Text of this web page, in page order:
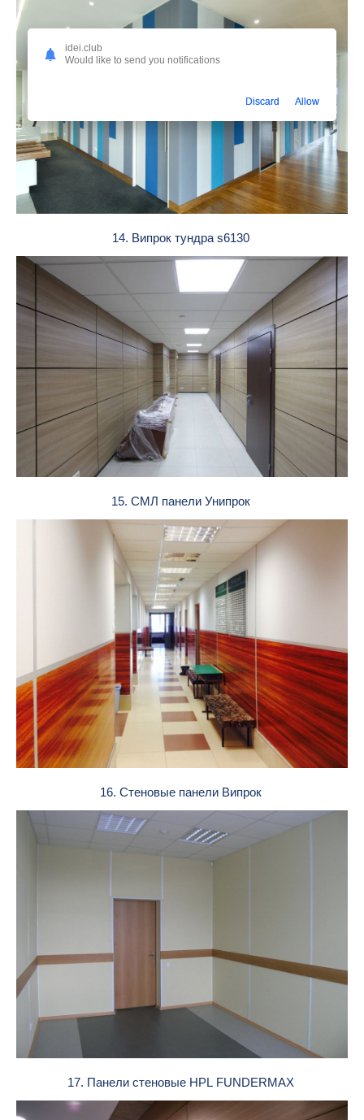
14. Випрок тундра s6130
15. СМЛ панели Унипрок
16. Стеновые панели Випрок
17. Панели стеновые HPL FUNDERMAX
idei.club
Would like to send you notifications
Discard Allow